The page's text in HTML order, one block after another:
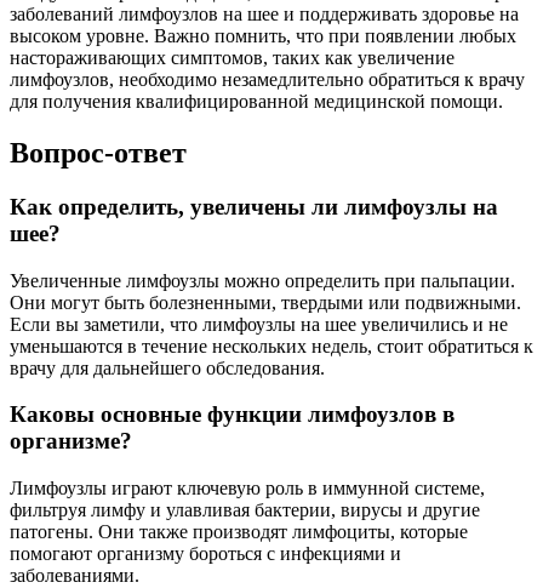
заболеваний лимфоузлов на шее и поддерживать здоровье на
высоком уровне. Важно помнить, что при появлении любых
настораживающих симптомов, таких как увеличение
лимфоузлов, необходимо незамедлительно обратиться к врачу
для получения квалифицированной медицинской помощи.
Вопрос-ответ
Как определить, увеличены ли лимфоузлы на
шее?
Увеличенные лимфоузлы можно определить при пальпации.
Они могут быть болезненными, твердыми или подвижными.
Если вы заметили, что лимфоузлы на шее увеличились и не
уменьшаются в течение нескольких недель, стоит обратиться к
врачу для дальнейшего обследования.
Каковы основные функции лимфоузлов в
организме?
Лимфоузлы играют ключевую роль в иммунной системе,
фильтруя лимфу и улавливая бактерии, вирусы и другие
патогены. Они также производят лимфоциты, которые
помогают организму бороться с инфекциями и
заболеваниями.